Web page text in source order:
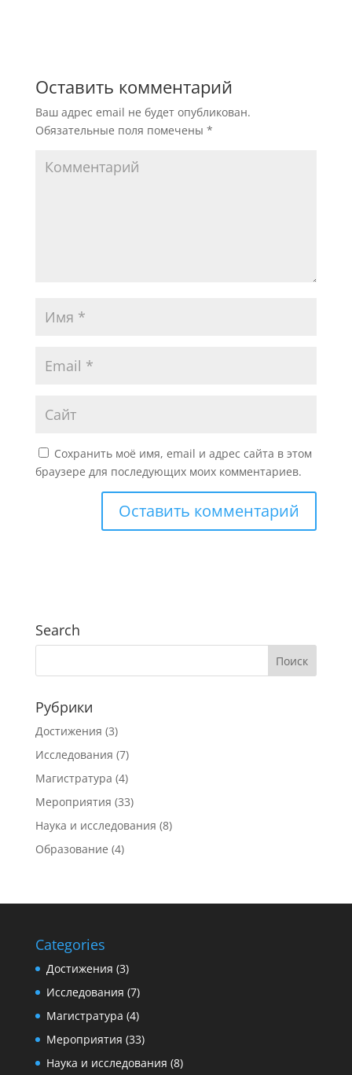
Оставить комментарий
Ваш адрес email не будет опубликован.
Обязательные поля помечены *
Сохранить моё имя, email и адрес сайта в этом
браузере для последующих моих комментариев.
Search
Рубрики
Достижения (3)
Исследования (7)
Магистратура (4)
Мероприятия (33)
Наука и исследования (8)
Образование (4)
Categories
Достижения (3)
Исследования (7)
Магистратура (4)
Мероприятия (33)
Наука и исследования (8)